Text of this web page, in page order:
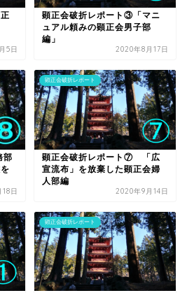
5日
顕正会破折レポート③「マニ
ュアル頼みの顕正会男子部
編」
2020年8月17日
部
日
顕正会破折レポート
顕正会破折レポート⑦ 「広
宣流布」を放棄した顕正会婦
人部編
2020年9月14日
顕正会破折レポート